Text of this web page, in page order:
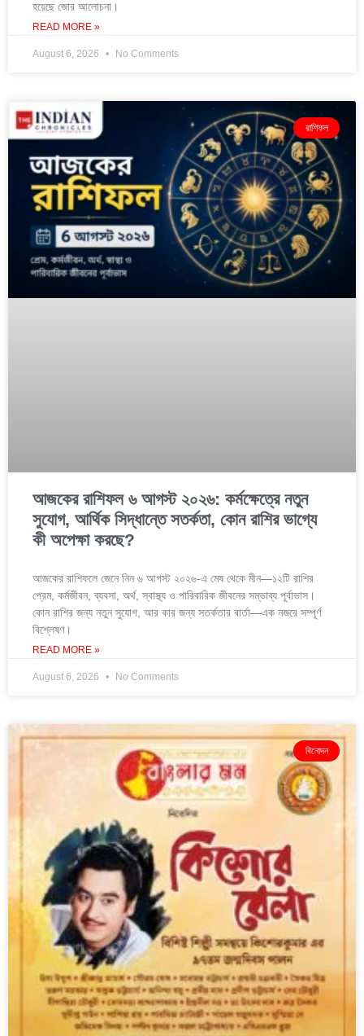
হয়েছে জোর আলোচনা।
READ MORE »
August 6, 2026 No Comments
রাশিফল
আজকের রাশিফল ৬ আগস্ট ২০২৬: কর্মক্ষেত্রে নতুন
সুযোগ, আর্থিক সিদ্ধান্তে সতর্কতা, কোন রাশির ভাগ্যে
কী অপেক্ষা করছে?
আজকের রাশিফলে জেনে নিন ৬ আগস্ট ২০২৬-এ মেষ থেকে মীন—১২টি রাশির
প্রেম, কর্মজীবন, ব্যবসা, অর্থ, স্বাস্থ্য ও পারিবারিক জীবনের সম্ভাব্য পূর্বাভাস।
কোন রাশির জন্য নতুন সুযোগ, আর কার জন্য সতর্কতার বার্তা—এক নজরে সম্পূর্ণ
বিশ্লেষণ।
READ MORE »
August 6, 2026 No Comments
বিনোদন